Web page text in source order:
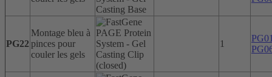
PG22
Montage bleu à
pinces pour
couler les gels
1